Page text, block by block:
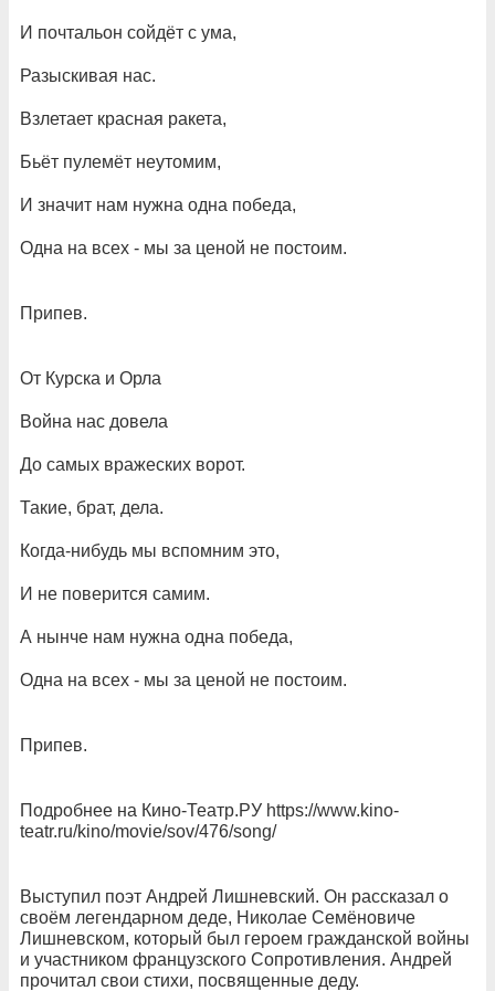
И почтальон сойдёт с ума,
Разыскивая нас.
Взлетает красная ракета,
Бьёт пулемёт неутомим,
И значит нам нужна одна победа,
Одна на всех - мы за ценой не постоим.
Припев.
От Курска и Орла
Война нас довела
До самых вражеских ворот.
Такие, брат, дела.
Когда-нибудь мы вспомним это,
И не поверится самим.
А нынче нам нужна одна победа,
Одна на всех - мы за ценой не постоим.
Припев.
Подробнее на Кино-Театр.РУ https://www.kino-
teatr.ru/kino/movie/sov/476/song/
Выступил поэт Андрей Лишневский. Он рассказал о
своём легендарном деде, Николае Семёновиче
Лишневском, который был героем гражданской войны
и участником французского Сопротивления. Андрей
прочитал свои стихи, посвященные деду.